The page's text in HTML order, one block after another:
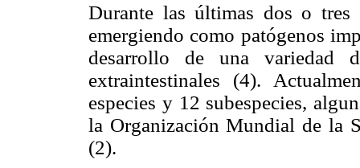
Durante las últimas dos o tres
emergiendo como patógenos
desarrollo de una variedad
extraintestinales (4).
especies y 12 subespecies,
la Organización Mundial de la
(2).